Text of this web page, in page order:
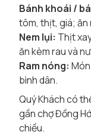
Bánh khoái /
tôm, thịt, giá; ăn
Nem lụi: Thịt
ăn kèm rau và
Ram nóng:
bình dân.
Quý Khách có
gần chợ Đồng
chiều.